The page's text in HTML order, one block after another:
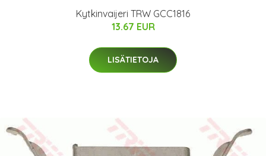
Kytkinvaijeri TRW GCC1816
13.67 EUR
LISÄTIETOJA